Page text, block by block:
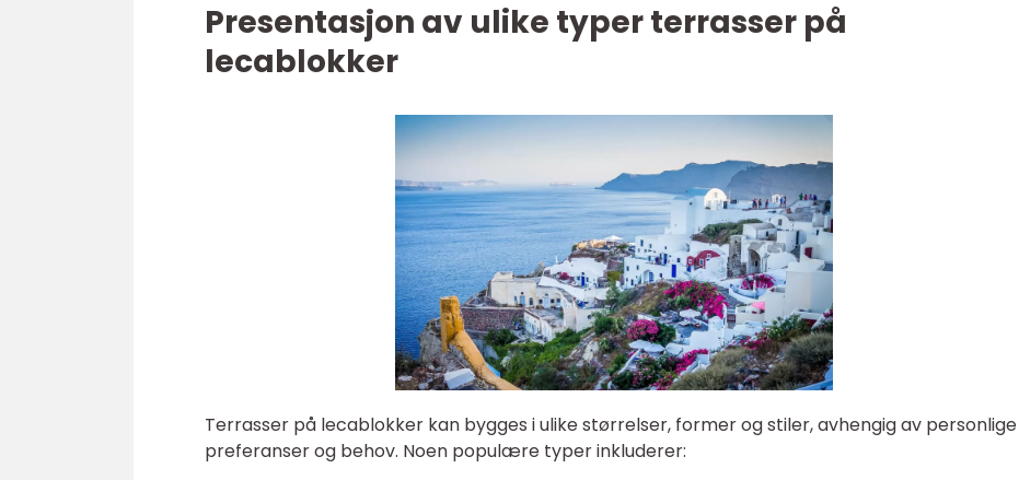
Presentasjon av ulike typer terrasser på
lecablokker
Terrasser på lecablokker kan bygges i ulike størrelser, former og stiler, avhengig av personlige
preferanser og behov. Noen populære typer inkluderer: